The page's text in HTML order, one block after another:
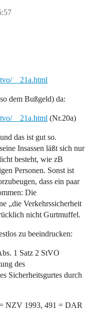
__21a.html
dem Bußgeld) da:
__21a.html (Nr.20a)
das ist gut so.
Insassen läßt sich nur
besteht, wie zB
Personen. Sonst ist
dass ein paar
Die
„die Verkehrssicherheit
nicht Gurtmuffel.
zu beeindrucken:
1 Satz 2 StVO
des
Sicherheitsgurtes durch
NZV 1993, 491 = DAR